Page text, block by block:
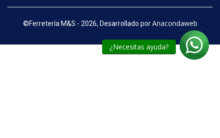
¿Necesitas ayuda?
©Ferretería M&S - 2026, Desarrollado por Anacondaweb